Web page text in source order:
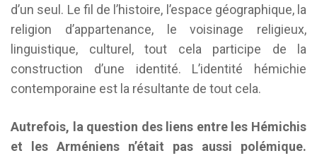
d’un seul. Le fil de l’histoire, l’espace géographique, la
religion d’appartenance, le voisinage religieux,
linguistique, culturel, tout cela participe de la
construction d’une identité. L’identité hémichie
contemporaine est la résultante de tout cela.
Autrefois, la question des liens entre les Hémichis
et les Arméniens n’était pas aussi polémique.